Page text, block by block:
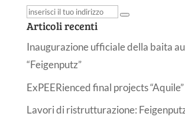
Articoli recenti
Inaugurazione ufficiale della baita
“Feigenputz”
ExPEERienced final projects “Aquile”
Lavori di ristrutturazione: